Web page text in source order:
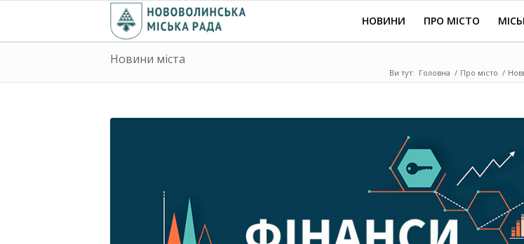
НОВИНИ ПРО МІСТО
Новини міста
Ви тут: Головна / Про місто /